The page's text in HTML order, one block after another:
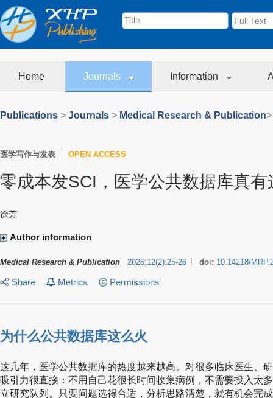
Home Journals Information
Publications > Journals > Medical Research & Publication
医学写作与发表 OPEN ACCESS
零成本发SCI，医学公共数据库真
徐芳
Author information
Medical Research & Publication 2026;12(2):25-26 doi: 10.14218/
Share Metrics Permissions
为什么公共数据库这么火
这几年，医学公共数据库的热度越来越高。对很多临床医生、
吸引力很直接：不用自己花很长时间收集病例，不需要投入太
立研究队列。只要问题选得合适，分析思路清楚，就有机会完